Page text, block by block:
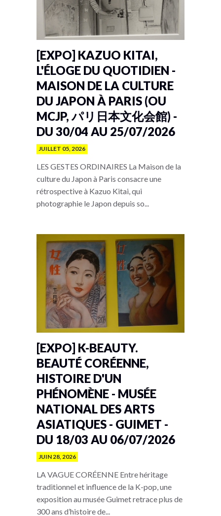
[EXPO] KAZUO KITAI,
L'ÉLOGE DU QUOTIDIEN -
MAISON DE LA CULTURE
DU JAPON À PARIS (OU
MCJP, パリ日本文化会館) -
DU 30/04 AU 25/07/2026
JUILLET 05, 2026
LES GESTES ORDINAIRES La Maison de la
culture du Japon à Paris consacre une
rétrospective à Kazuo Kitai, qui
photographie le Japon depuis so...
[EXPO] K-BEAUTY.
BEAUTÉ CORÉENNE,
HISTOIRE D'UN
PHÉNOMÈNE - MUSÉE
NATIONAL DES ARTS
ASIATIQUES - GUIMET -
DU 18/03 AU 06/07/2026
JUIN 28, 2026
LA VAGUE CORÉENNE Entre héritage
traditionnel et influence de la K-pop, une
exposition au musée Guimet retrace plus de
300 ans d’histoire de...